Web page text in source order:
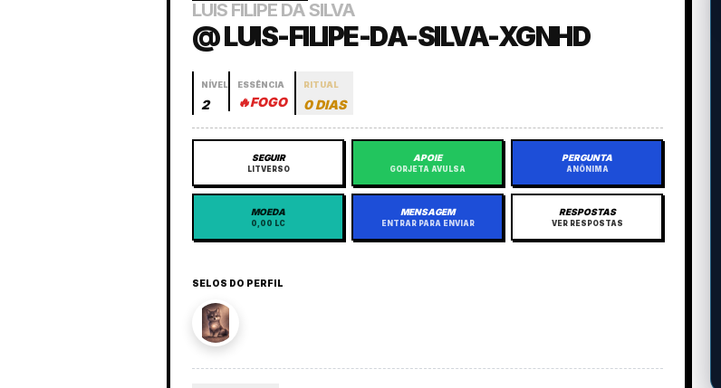
LUIS FILIPE DA SILVA
@ LUIS-FILIPE-DA-SILVA-XGNHD
NÍVEL
2
ESSÊNCIA
🔥FOGO
RITUAL
0 DIAS
SEGUIR
LITVERSO
APOIE
GORJETA AVULSA
PERGUNTA
ANÔNIMA
MOEDA
0,00 LC
MENSAGEM
ENTRAR PARA ENVIAR
RESPOSTAS
VER RESPOSTAS
SELOS DO PERFIL